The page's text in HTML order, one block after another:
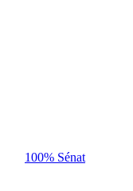
100% Sénat